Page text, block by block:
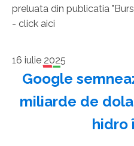
preluata din publicatia
- click aici
16 iulie 2025
Google
miliarde de
hidro